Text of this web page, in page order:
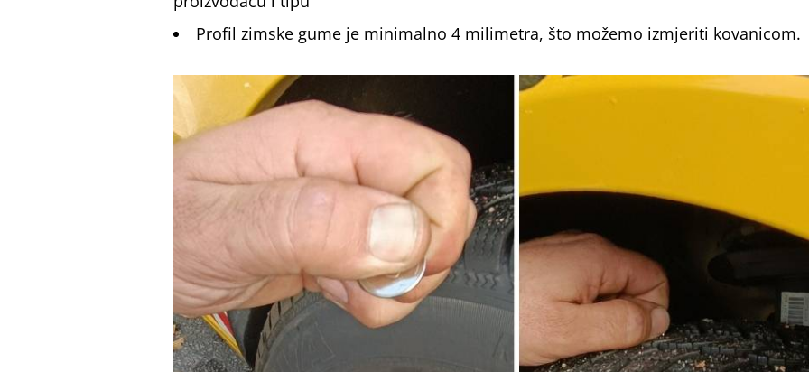
Profil zimske gume je minimalno 4 milimetra, što možemo izmjeriti kovanicom.